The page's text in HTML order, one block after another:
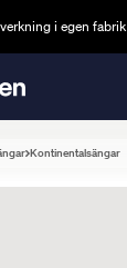
i egen fabrik
Kontinentalsängar